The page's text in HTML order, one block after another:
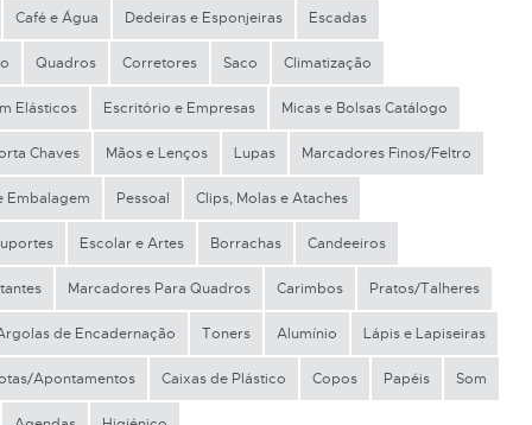
Café e Água Dedeiras e Esponjeiras Escadas
Quadros Corretores Saco Climatização
Elásticos Escritório e Empresas Micas e Bolsas Catálogo
Chaves Mãos e Lenços Lupas Marcadores Finos/Feltro
Embalagem Pessoal Clips, Molas e Ataches
Escolar e Artes Borrachas Candeeiros
Marcadores Para Quadros Carimbos Pratos/Talheres
de Encadernação Toners Alumínio Lápis e Lapiseiras
Apontamentos Caixas de Plástico Copos Papéis Som